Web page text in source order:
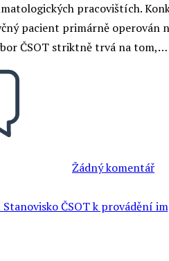
pracovištích.
pacient primárně operován
ČSOT striktně trvá na tom,…
Žádný komentář